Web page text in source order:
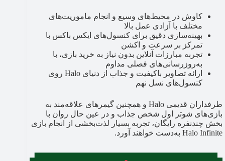
کاوش در محیط‌های وسیع و انجام ماموریت‌های
مختلف با آزادی عمل بالا
بهینه‌سازی دقیق برای کنسول‌های ایکس باکس با
تمرکز بر سرعت و اکشن
تجربه مبارزات آنلاین بدون نیاز به خرید بازی، با
به‌روزرسانی‌های فصلی مداوم
ارائه تصاویر باکیفیت و جذاب از دنیای Halo روی
کنسول‌های نسل نهم
طرفداران قدیمی Halo و همچنین گیمرهای علاقه‌مند به
بازی‌های شوتر اول شخص جذاب و در عین حال روان با
بخش چندنفره رایگان، تجربه بسیار لذت‌بخشی از انجام بازی
Halo Infinite به‌دست خواهند آورد.